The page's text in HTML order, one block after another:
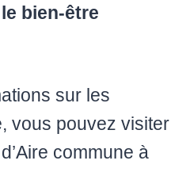
bien-être
sur les
vous pouvez visiter
commune à